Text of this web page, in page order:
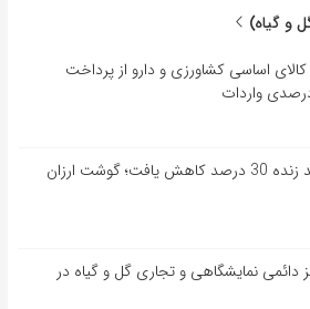
و گیاه)
معافیت 199 کالای اساسی کشاورزی و دارو از پرداخت
قیمت گوسفند زنده 30 درصد کاهش یافت؛ گوشت ارزان
دائمی نمایشگاهی و تجاری گل و گیاه در